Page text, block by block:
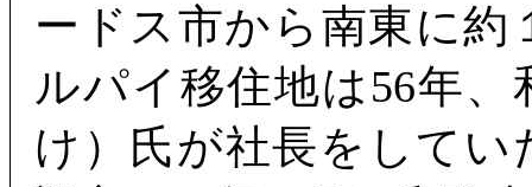
ードス市から南東に
ルパイ移住地は56年
け）氏が社長をして